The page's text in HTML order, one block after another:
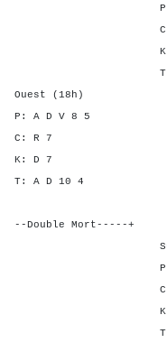
P:
C: A
K:
T:
Ouest
P: A D
C: R
K: D 7
T: A
--Double Mort-----+
Sud
P: 9 4
C: 10 6
K: V 4
T: 9 8 6